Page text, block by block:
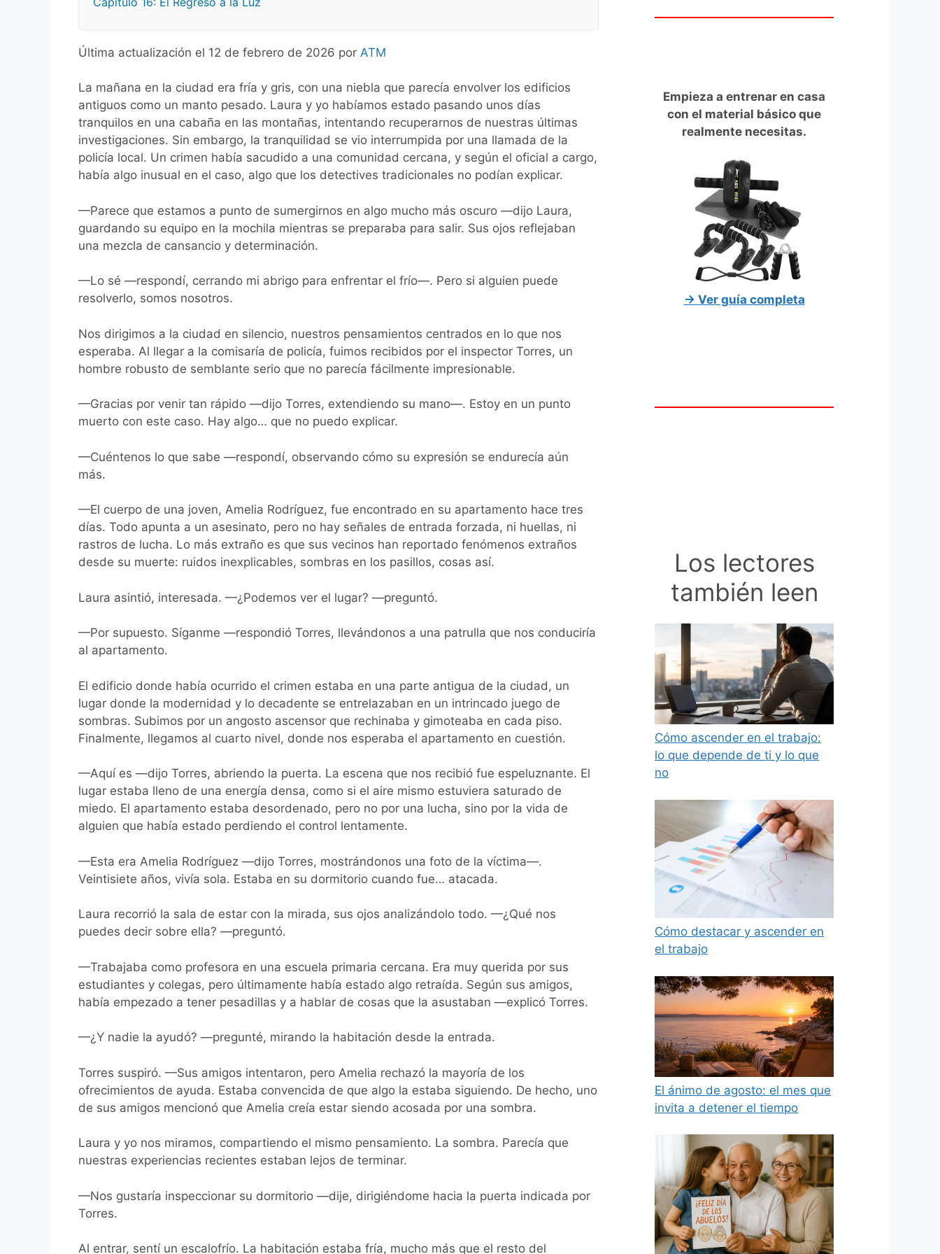
Última actualización el 12 de febrero de 2026 por ATM
La mañana en la ciudad era fría y gris, con una niebla que parecía envolver los edificios
antiguos como un manto pesado. Laura y yo habíamos estado pasando unos días
tranquilos en una cabaña en las montañas, intentando recuperarnos de nuestras últimas
investigaciones. Sin embargo, la tranquilidad se vio interrumpida por una llamada de la
policía local. Un crimen había sacudido a una comunidad cercana, y según el oficial a cargo,
había algo inusual en el caso, algo que los detectives tradicionales no podían explicar.
—Parece que estamos a punto de sumergirnos en algo mucho más oscuro —dijo Laura,
guardando su equipo en la mochila mientras se preparaba para salir. Sus ojos reflejaban
una mezcla de cansancio y determinación.
—Lo sé —respondí, cerrando mi abrigo para enfrentar el frío—. Pero si alguien puede
resolverlo, somos nosotros.
Nos dirigimos a la ciudad en silencio, nuestros pensamientos centrados en lo que nos
esperaba. Al llegar a la comisaría de policía, fuimos recibidos por el inspector Torres, un
hombre robusto de semblante serio que no parecía fácilmente impresionable.
—Gracias por venir tan rápido —dijo Torres, extendiendo su mano—. Estoy en un punto
muerto con este caso. Hay algo… que no puedo explicar.
—Cuéntenos lo que sabe —respondí, observando cómo su expresión se endurecía aún
más.
—El cuerpo de una joven, Amelia Rodríguez, fue encontrado en su apartamento hace tres
días. Todo apunta a un asesinato, pero no hay señales de entrada forzada, ni huellas, ni
rastros de lucha. Lo más extraño es que sus vecinos han reportado fenómenos extraños
desde su muerte: ruidos inexplicables, sombras en los pasillos, cosas así.
Laura asintió, interesada. —¿Podemos ver el lugar? —preguntó.
—Por supuesto. Síganme —respondió Torres, llevándonos a una patrulla que nos conduciría
al apartamento.
El edificio donde había ocurrido el crimen estaba en una parte antigua de la ciudad, un
lugar donde la modernidad y lo decadente se entrelazaban en un intrincado juego de
sombras. Subimos por un angosto ascensor que rechinaba y gimoteaba en cada piso.
Finalmente, llegamos al cuarto nivel, donde nos esperaba el apartamento en cuestión.
—Aquí es —dijo Torres, abriendo la puerta. La escena que nos recibió fue espeluznante. El
lugar estaba lleno de una energía densa, como si el aire mismo estuviera saturado de
miedo. El apartamento estaba desordenado, pero no por una lucha, sino por la vida de
alguien que había estado perdiendo el control lentamente.
—Esta era Amelia Rodríguez —dijo Torres, mostrándonos una foto de la víctima—.
Veintisiete años, vivía sola. Estaba en su dormitorio cuando fue… atacada.
Laura recorrió la sala de estar con la mirada, sus ojos analizándolo todo. —¿Qué nos
puedes decir sobre ella? —preguntó.
—Trabajaba como profesora en una escuela primaria cercana. Era muy querida por sus
estudiantes y colegas, pero últimamente había estado algo retraída. Según sus amigos,
había empezado a tener pesadillas y a hablar de cosas que la asustaban —explicó Torres.
—¿Y nadie la ayudó? —pregunté, mirando la habitación desde la entrada.
Torres suspiró. —Sus amigos intentaron, pero Amelia rechazó la mayoría de los
ofrecimientos de ayuda. Estaba convencida de que algo la estaba siguiendo. De hecho, uno
de sus amigos mencionó que Amelia creía estar siendo acosada por una sombra.
Laura y yo nos miramos, compartiendo el mismo pensamiento. La sombra. Parecía que
nuestras experiencias recientes estaban lejos de terminar.
—Nos gustaría inspeccionar su dormitorio —dije, dirigiéndome hacia la puerta indicada por
Torres.
Al entrar, sentí un escalofrío. La habitación estaba fría, mucho más que el resto del
Empieza a entrenar en casa
con el material básico que
realmente necesitas.
→ Ver guía completa
Los lectores
también leen
Cómo ascender en el trabajo:
lo que depende de ti y lo que
no
Cómo destacar y ascender en
el trabajo
El ánimo de agosto: el mes que
invita a detener el tiempo